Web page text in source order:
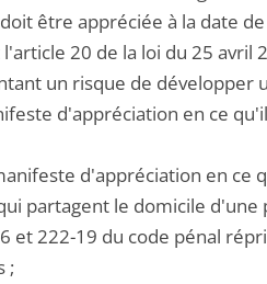
être appréciée à la date
20 de la loi du 25
un risque de développer
d'appréciation en ce
d'appréciation en ce
partagent le domicile d'une
et 222-19 du code pénal
;